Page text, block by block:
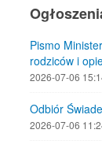
Pismo
rodziców i
2026-07-06
Odbiór
2026-07-06